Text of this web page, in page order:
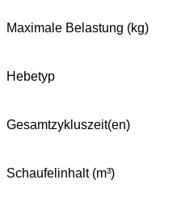
Maximale Belastung (kg)
Hebetyp
Gesamtzykluszeit(en)
Schaufelinhalt (m³)